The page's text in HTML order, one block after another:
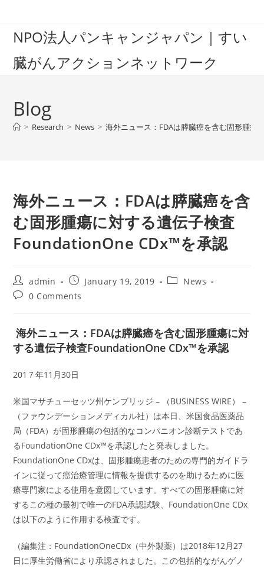
contentNPO法人パンキャンジャパン｜すい
臓がんアクションネットワーク
Blog
> Research > News > 海外ニュース：FDAは膵臓癌を含む固形腫
海外ニュース：FDAは膵臓癌を含
む固形腫瘍に対する遺伝子検査
FoundationOne CDx™を承認
Post
author:
admin
Post
published:
January 19, 2019
PostNews
Post0 Comments
海外ニュース：FDAは膵臓癌を含む固形腫瘍に対
する遺伝子検査FoundationOne CDx™を承認
201７年11月30日
米国マサチューセッツ州ケンブリッジ – （BUSINESS WIRE） –
（ファウンデーションメディカル社）は本日、米国食品医薬品
局（FDA）が固形腫瘍の包括的なコンパニオン診断テストであ
るFoundationOne CDx™を承認したと発表しました。
FoundationOne CDxは、固形腫瘍患者のための専門的ガイドラ
インに従って癌治療管理に情報を提供するのを助けるために医
療専門家による使用を意図しています。すべての固形腫瘍に対
するこの種の最初で唯一のFDA承認試験、FoundationOne CDx
は以下のように作用する検査です。
（編集注：FoundationOneCDx（中外製薬）は2018年12月27
日に厚生労働省により承認されました。この包括的ながんゲノ